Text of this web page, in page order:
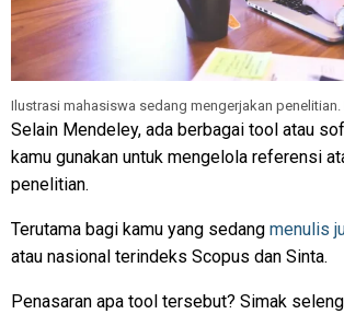
Ilustrasi mahasiswa sedang mengerjakan penelitian.
Selain Mendeley, ada berbagai tool atau
kamu gunakan untuk mengelola referensi
penelitian.
Terutama bagi kamu yang sedang menulis
atau nasional terindeks Scopus dan Sinta.
Penasaran apa tool tersebut? Simak